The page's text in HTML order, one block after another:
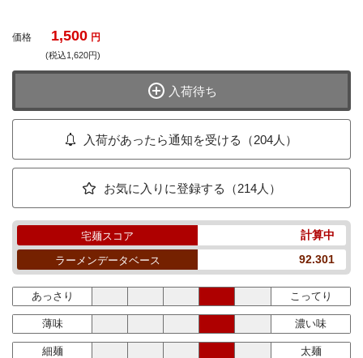
価格 1,500 円
(税込1,620円)
入荷待ち
入荷があったら通知を受ける（204人）
お気に入りに登録する（214人）
宅麺スコア 計算中
ラーメンデータベース 92.301
あっさり こってり
薄味 濃い味
細麺 太麺